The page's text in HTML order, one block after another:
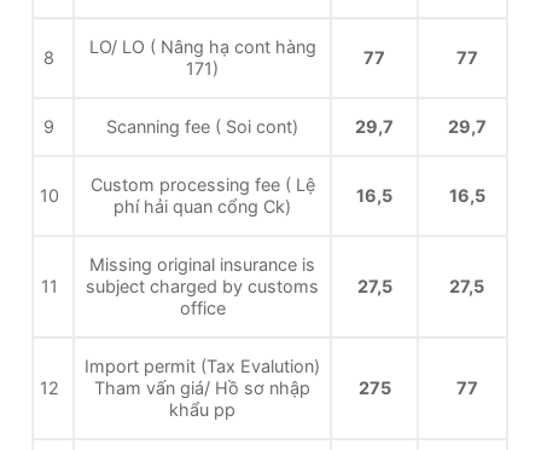
8
LO/ LO ( Nâng hạ cont hàng
171)
77 77
9 Scanning fee ( Soi cont) 29,7 29,7
10
Custom processing fee ( Lệ
phí hải quan cổng Ck)
16,5 16,5
11
Missing original insurance is
subject charged by customs
office
27,5 27,5
12
Import permit (Tax Evalution)
Tham vấn giá/ Hồ sơ nhập
khẩu pp
275 77